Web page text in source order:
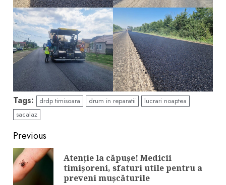
Tags: drdp timisoara drum in reparatii
lucrari noaptea
sacalaz
Continue
Reading
Previous
Atenţie la căpuşe! Medicii
timişoreni, sfaturi utile pentru a
preveni muşcăturile